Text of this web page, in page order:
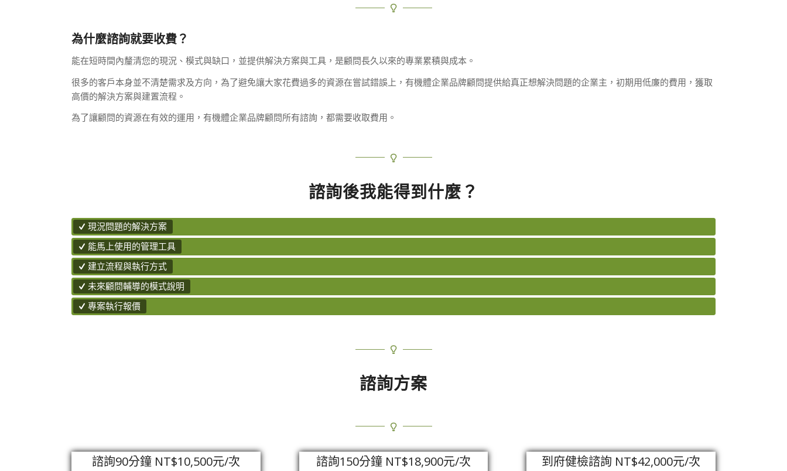
為什麼諮詢就要收費？
能在短時間內釐清您的現況、模式與缺口，並提供解決方案與工具，是顧問長久以來的專業累積與成本。
很多的客戶本身並不清楚需求及方向，為了避免讓大家花費過多的資源在嘗試錯誤上，有機體企業品牌顧問提供給真正想解決問題的企業主，初期用低廉的費用，獲取
高價的解決方案與建置流程。
為了讓顧問的資源在有效的運用，有機體企業品牌顧問所有諮詢，都需要收取費用。
諮詢後我能得到什麼？
現況問題的解決方案
能馬上使用的管理工具
建立流程與執行方式
未來顧問輔導的模式說明
專案執行報價
諮詢方案
諮詢90分鐘 NT$10,500元/次 諮詢150分鐘 NT$18,900元/次 到府健檢諮詢 NT$42,000元/次